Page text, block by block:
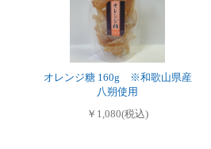
オレンジ糖 160g ※和歌山県産
八朔使用
￥1,080(税込)